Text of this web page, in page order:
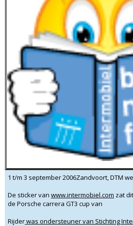
1 t/m 3 september 2006Zandvoort, DTM
De sticker van www.intermobiel.com zat
de Porsche carrera GT3 cup van
Rijderwas ondersteuner van Stichting